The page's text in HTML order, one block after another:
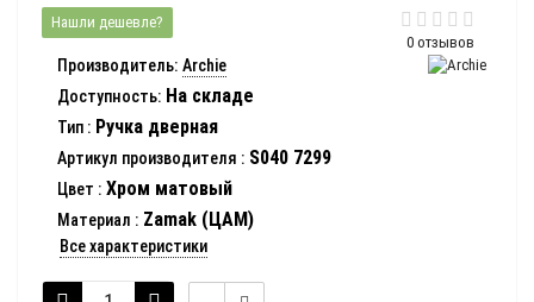
0 отзывов
Нашли дешевле?
Производитель: Archie
Доступность: На складе
Тип : Ручка дверная
Артикул производителя : S040 7299
Цвет : Хром матовый
Материал : Zamak (ЦАМ)
Все характеристики